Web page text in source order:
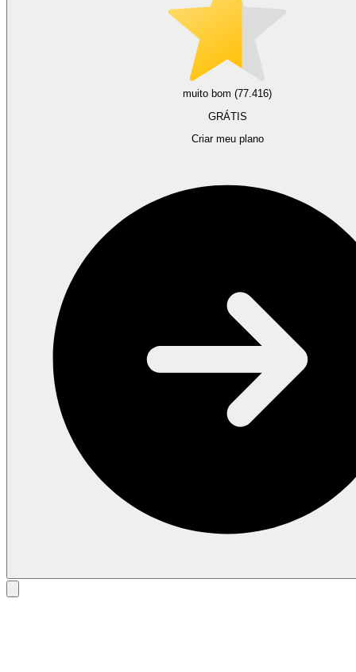
muito bom (77.416)
GRÁTIS
Criar meu plano